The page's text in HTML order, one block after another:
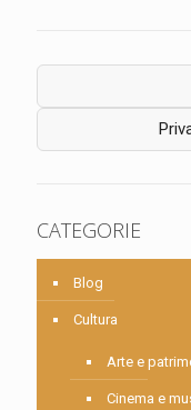
CATEGORIE
Blog
Cultura
Arte e
Cinema e